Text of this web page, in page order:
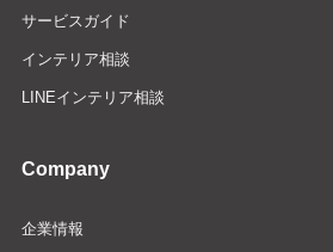
サービスガイド
インテリア相談
LINEインテリア相談
Company
企業情報